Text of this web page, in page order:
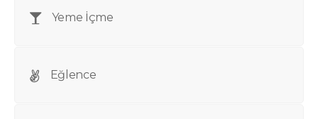
Yeme İçme
Eğlence